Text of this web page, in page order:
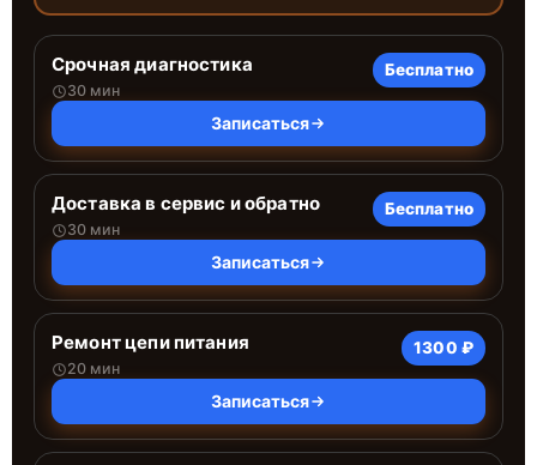
Срочная диагностика
30 мин
Бесплатно
Записаться
Доставка в сервис и обратно
30 мин
Бесплатно
Записаться
Ремонт цепи питания
20 мин
1300 ₽
Записаться